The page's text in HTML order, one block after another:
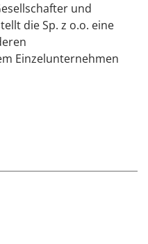
und
die Sp. z o.o. eine
Einzelunternehmen